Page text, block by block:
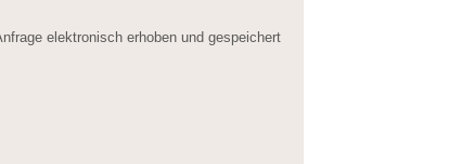
elektronisch erhoben und gespeichert